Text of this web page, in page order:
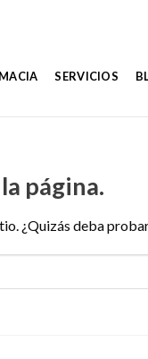
SERVICIOS
página.
¿Quizás deba